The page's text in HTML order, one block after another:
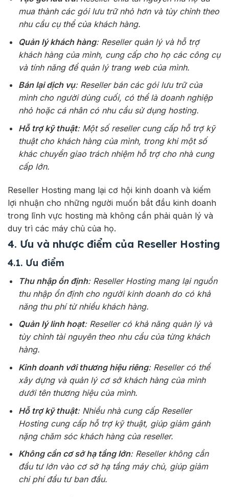
mua thành các gói lưu trữ nhỏ hơn và tùy chỉnh theo
nhu cầu cụ thể của khách hàng.
Quản lý khách hàng: Reseller quản lý và hỗ trợ
khách hàng của mình, cung cấp cho họ các công cụ
và tính năng để quản lý trang web của mình.
Bán lại dịch vụ: Reseller bán các gói lưu trữ của
mình cho người dùng cuối, có thể là doanh nghiệp
nhỏ hoặc cá nhân có nhu cầu sử dụng hosting.
Hỗ trợ kỹ thuật: Một số reseller cung cấp hỗ trợ kỹ
thuật cho khách hàng của mình, trong khi một số
khác chuyển giao trách nhiệm hỗ trợ cho nhà cung
cấp lớn.
Reseller Hosting mang lại cơ hội kinh doanh và kiếm
lợi nhuận cho những người muốn bắt đầu kinh doanh
trong lĩnh vực hosting mà không cần phải quản lý và
duy trì các máy chủ của họ.
4. Ưu và nhược điểm của Reseller Hosting
4.1. Ưu điểm
Thu nhập ổn định: Reseller Hosting mang lại nguồn
thu nhập ổn định cho người kinh doanh do có khả
năng thu phí từ nhiều khách hàng.
Quản lý linh hoạt: Reseller có khả năng quản lý và
tùy chỉnh tài nguyên theo nhu cầu của từng khách
hàng.
Kinh doanh với thương hiệu riêng: Reseller có thể
xây dựng và quản lý cơ sở khách hàng của mình
dưới tên thương hiệu của mình.
Hỗ trợ kỹ thuật: Nhiều nhà cung cấp Reseller
Hosting cung cấp hỗ trợ kỹ thuật, giúp giảm gánh
nặng chăm sóc khách hàng của reseller.
Không cần cơ sở hạ tầng lớn: Reseller không cần
đầu tư lớn vào cơ sở hạ tầng máy chủ, giúp giảm
chi phí đầu tư ban đầu.